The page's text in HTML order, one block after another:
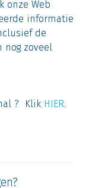
onze Web
informatie
de
nog zoveel
? Klik HIER.